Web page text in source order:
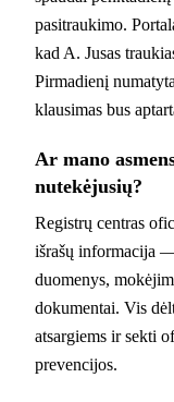
pasitraukimo.
kad A. Jusas
Pirmadienį
klausimas bus
Ar mano
nutekėjusių?
Registrų centras
išrašų informacija
duomenys,
dokumentai. Vis
atsargiems ir sekti
prevencijos.